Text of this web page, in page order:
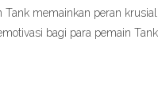
memainkan peran
bagi para pemain